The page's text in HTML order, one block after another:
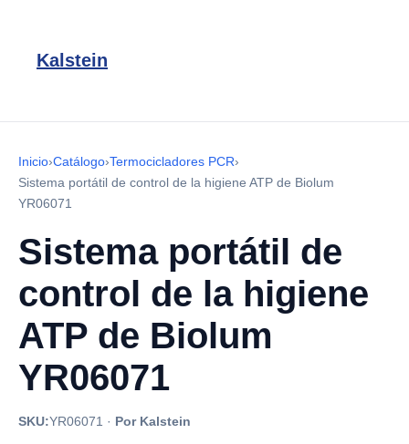
Kalstein
Inicio›Catálogo›Termocicladores PCR›
Sistema portátil de control de la higiene ATP de Biolum
YR06071
Sistema portátil de
control de la higiene
ATP de Biolum
YR06071
SKU:YR06071 · Por Kalstein